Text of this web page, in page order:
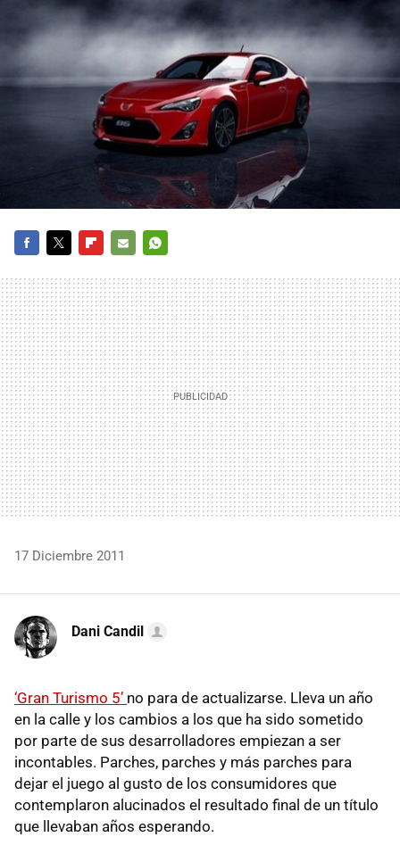
MAIL
17 Diciembre 2011
Dani Candil
‘Gran Turismo 5’ no para de actualizarse. Lleva un año
en la calle y los cambios a los que ha sido sometido
por parte de sus desarrolladores empiezan a ser
incontables. Parches, parches y más parches para
dejar el juego al gusto de los consumidores que
contemplaron alucinados el resultado final de un título
que llevaban años esperando.